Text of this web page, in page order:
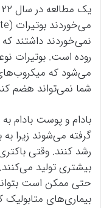
نمی‌خوردند داشتند
روده است. بوتیرات
می‌شود که میکروب‌های
شما نمی‌تواند هضم
گرفته می‌شوند زیرا
رشد کنند. وقتی
بیشتری تولید
حتی ممکن است
بیماری‌های